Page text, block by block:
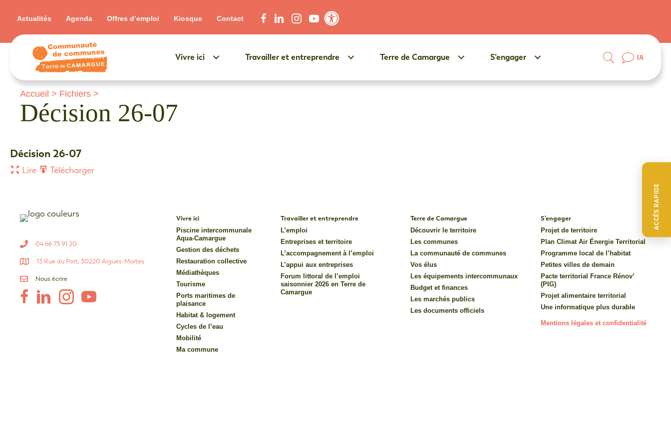
ACCÈS RAPIDE
Actualités Agenda Offres d’emploi Kiosque Contact
Vivre ici Travailler et entreprendre Terre de Camargue S’engager IA
Accueil > Fichiers >
Décision 26-07
Décision 26-07
Lire Télécharger
04 66 73 91 20
13 Rue du Port, 30220 Aigues-Mortes
Nous écrire
Vivre ici
Piscine intercommunale
Aqua-Camargue
Gestion des déchets
Restauration collective
Médiathèques
Tourisme
Ports maritimes de
plaisance
Habitat & logement
Cycles de l’eau
Mobilité
Ma commune
Travailler et entreprendre
L’emploi
Entreprises et territoire
L’accompagnement à l’emploi
L’appui aux entreprises
Forum littoral de l’emploi
saisonnier 2026 en Terre de
Camargue
Terre de Camargue
Découvrir le territoire
Les communes
La communauté de communes
Vos élus
Les équipements intercommunaux
Budget et finances
Les marchés publics
Les documents officiels
S’engager
Projet de territoire
Plan Climat Air Énergie Territorial
Programme local de l’habitat
Petites villes de demain
Pacte territorial France Rénov’
(PIG)
Projet alimentaire territorial
Une informatique plus durable
Mentions légales et confidentialité